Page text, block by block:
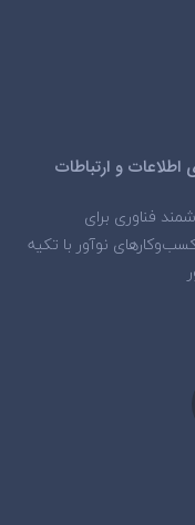
اطلاعات و ارتباطات
فناوری برای
نوآور با تکیه